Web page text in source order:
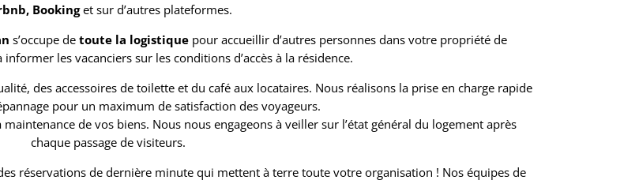
Bookinget sur d’autres plateformes.
s’occupe de toute la logistiquepour accueillir d’autres personnes dans votre propriété de
les vacanciers sur les conditions d’accès à la résidence.
des accessoires de toilette et du café aux locataires. Nous réalisons la prise en charge rapide
pour un maximum de satisfaction des voyageurs.
de vos biens. Nous nous engageons à veiller sur l’état général du logement après
chaque passage de visiteurs.
réservations de dernière minute qui mettent à terre toute votre organisation ! Nos équipes de